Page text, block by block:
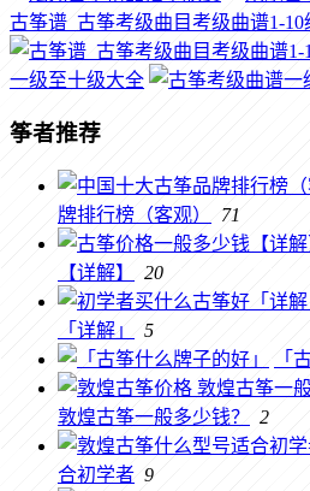
古筝谱_古筝考级曲目考级曲谱1-10
一级至十级大全
筝者推荐
牌排行榜（客观）
71
【详解】
20
「详解」
5
「
敦煌古筝一般多少钱？
2
合初学者 9